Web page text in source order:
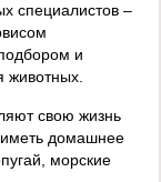
специалистов –
и
животных.
свою жизнь
домашнее
морские